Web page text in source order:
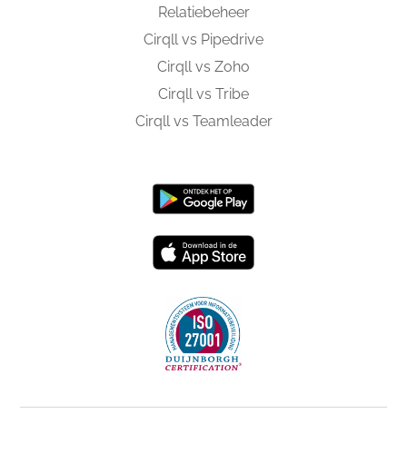
Relatiebeheer
Cirqll vs Pipedrive
Cirqll vs Zoho
Cirqll vs Tribe
Cirqll vs Teamleader